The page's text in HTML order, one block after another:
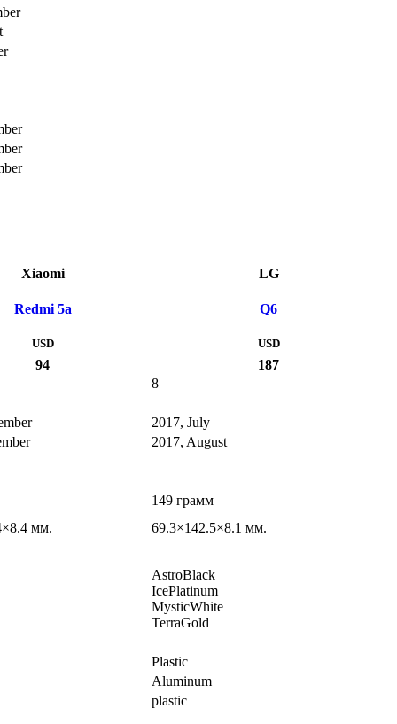
Xiaomi LG
Redmi 5a Q6
USD
94
USD
187
8
2017, July
2017, August
149 грамм
мм.
69.3×142.5×8.1 мм.
AstroBlack
IcePlatinum
MysticWhite
TerraGold
Plastic
Aluminum
plastic